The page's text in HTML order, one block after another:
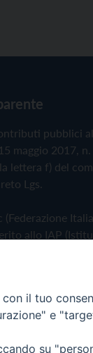
pubblici
maggio 2017, n.
lettera f) del
Lgs.
allo IAP
il tuo
e
su